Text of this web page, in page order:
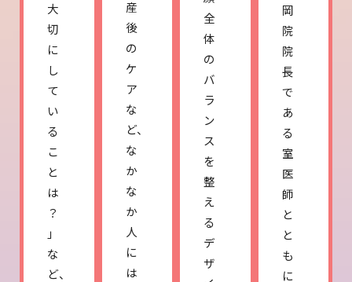
大
切
に
し
て
い
る
こ
と
は
？
」
な
ど、
産
後
の
ケ
ア
な
ど、
な
か
な
か
人
に
は
全
体
の
バ
ラ
ン
ス
を
整
え
る
デ
ザ
岡
院
院
長
で
あ
る
室
医
師
と
と
も
に